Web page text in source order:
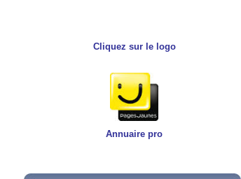
Cliquez sur le logo
Annuaire pro